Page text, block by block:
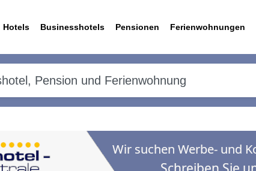
Hotels Businesshotels Pensionen Ferienwohnungen